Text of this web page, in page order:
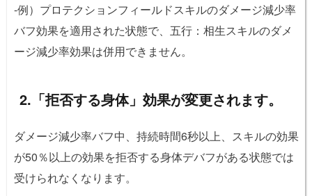
-例）プロテクションフィールドスキルのダメージ減少率
バフ効果を適用された状態で、五行：相生スキルのダメ
ージ減少率効果は併用できません。
2.「拒否する身体」効果が変更されます。
ダメージ減少率バフ中、持続時間6秒以上、スキルの効果
が50％以上の効果を拒否する身体デバフがある状態では
受けられなくなります。